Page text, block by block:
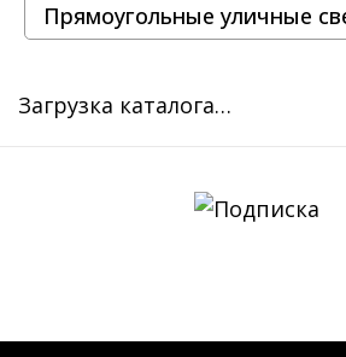
Прямоугольные уличные
Загрузка каталога…